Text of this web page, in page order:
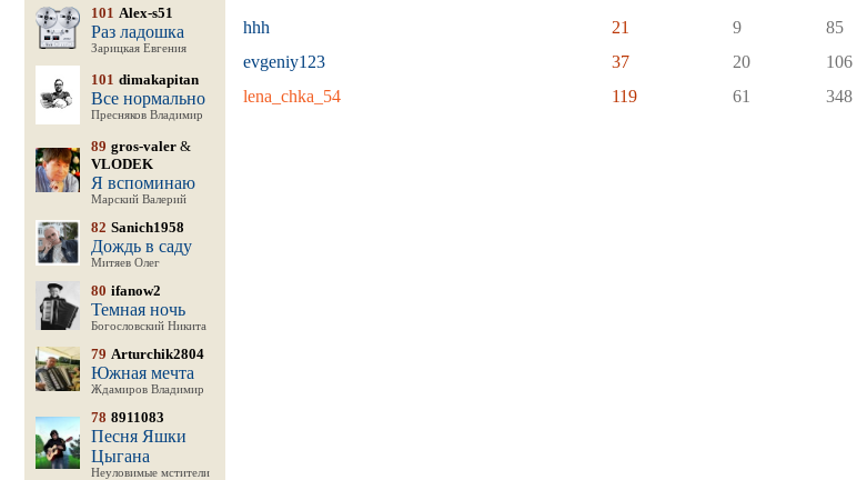
101 Alex-s51
Раз ладошка
Зарицкая Евгения
101 dimakapitan
Все нормально
Пресняков Владимир
89 gros-valer&
VLODEK
Я вспоминаю
Марский Валерий
82 Sanich1958
Дождь в саду
Митяев Олег
80 ifanow2
Темная ночь
Богословский Никита
79 Arturchik2804
Южная мечта
Ждамиров Владимир
78 8911083
Песня Яшки
Цыгана
Неуловимые мстители
hhh 21 9 85
evgeniy123 37 20 106
lena_chka_54 119 61 348